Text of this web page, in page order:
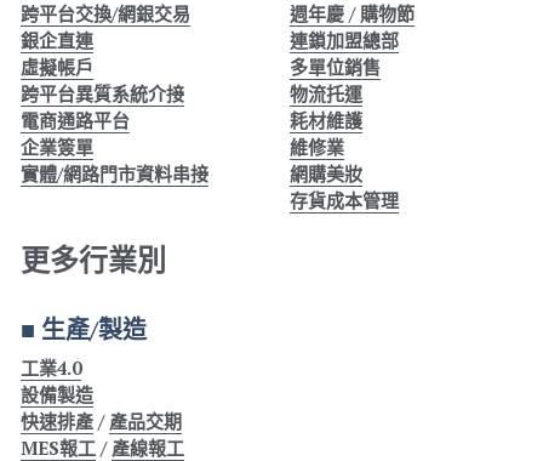
跨平台交換/網銀交易
銀企直連
虛擬帳戶
跨平台異質系統介接
電商通路平台
企業簽單
實體/網路門市資料串接
週年慶 / 購物節
連鎖加盟總部
多單位銷售
物流托運
耗材維護
維修業
網購美妝
存貨成本管理
更多行業別
■ 生產/製造
工業4.0
設備製造
快速排產 / 產品交期
MES報工 / 產線報工
固定資產
食品加工
財團法人
加盟連鎖
鋼鐵業
紡織
帳款管理